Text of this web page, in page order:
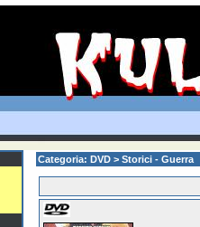
Categoria: DVD > Storici - Guerra